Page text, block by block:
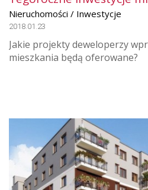
Nieruchomości / Inwestycje
2018.01.23
Jakie projekty deweloperzy
mieszkania będą oferowane?